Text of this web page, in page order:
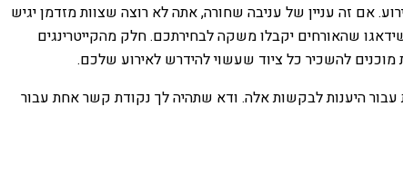
אם זה עניין של עניבה שחורה, אתה לא רוצה שצוות מזדמן יגיש
שהאורחים יקבלו משקה לבחירתכם. חלק מהקייטרינגים
להשכיר כל ציוד שעשוי להידרש לאירוע שלכם.
עבור היענות לבקשות אלה. ודא שתהיה לך נקודת קשר אחת עבור